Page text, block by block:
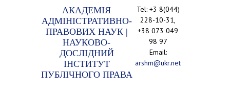
АКАДЕМІЯ
АДМІНІСТРАТИВНО-
ПРАВОВИХ НАУК |
НАУКОВО-
ДОСЛІДНИЙ
ІНСТИТУТ
ПУБЛІЧНОГО ПРАВА
Tel: +3 8(044)
228-10-31,
+38 073 049
98 97
Email:
arshm@ukr.net